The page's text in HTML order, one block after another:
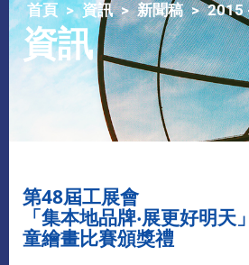
首頁 資訊 新聞稿 2015
資訊
第48屆工展會
「集本地品牌‧展更好明
童繪畫比賽頒獎禮